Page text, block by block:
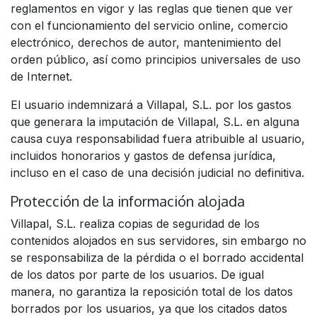
reglamentos en vigor y las reglas que tienen que ver
con el funcionamiento del servicio online, comercio
electrónico, derechos de autor, mantenimiento del
orden público, así como principios universales de uso
de Internet.
El usuario indemnizará a Villapal, S.L. por los gastos
que generara la imputación de Villapal, S.L. en alguna
causa cuya responsabilidad fuera atribuible al usuario,
incluidos honorarios y gastos de defensa jurídica,
incluso en el caso de una decisión judicial no definitiva.
Protección de la información alojada
Villapal, S.L. realiza copias de seguridad de los
contenidos alojados en sus servidores, sin embargo no
se responsabiliza de la pérdida o el borrado accidental
de los datos por parte de los usuarios. De igual
manera, no garantiza la reposición total de los datos
borrados por los usuarios, ya que los citados datos